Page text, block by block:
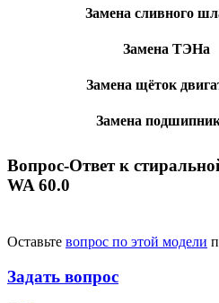
Замена сливного
Замена ТЭНа
Замена щёток
Замена
Вопрос-Ответ к
WA 60.0
Оставьте вопрос по этой модели
Задать вопрос